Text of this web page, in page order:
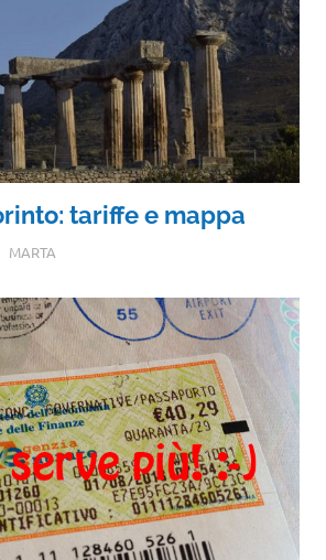
tariffe e mappa
MARTA